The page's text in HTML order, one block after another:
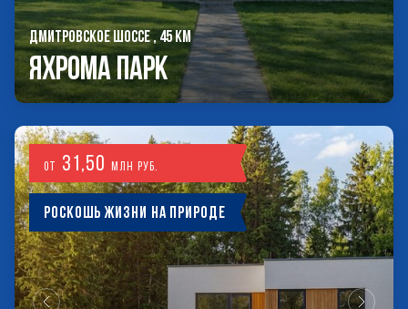
ДМИТРОВСКОЕ ШОССЕ , 45 КМ
Яхрома Парк
от 31,50 млн руб.
Роскошь жизни на природе